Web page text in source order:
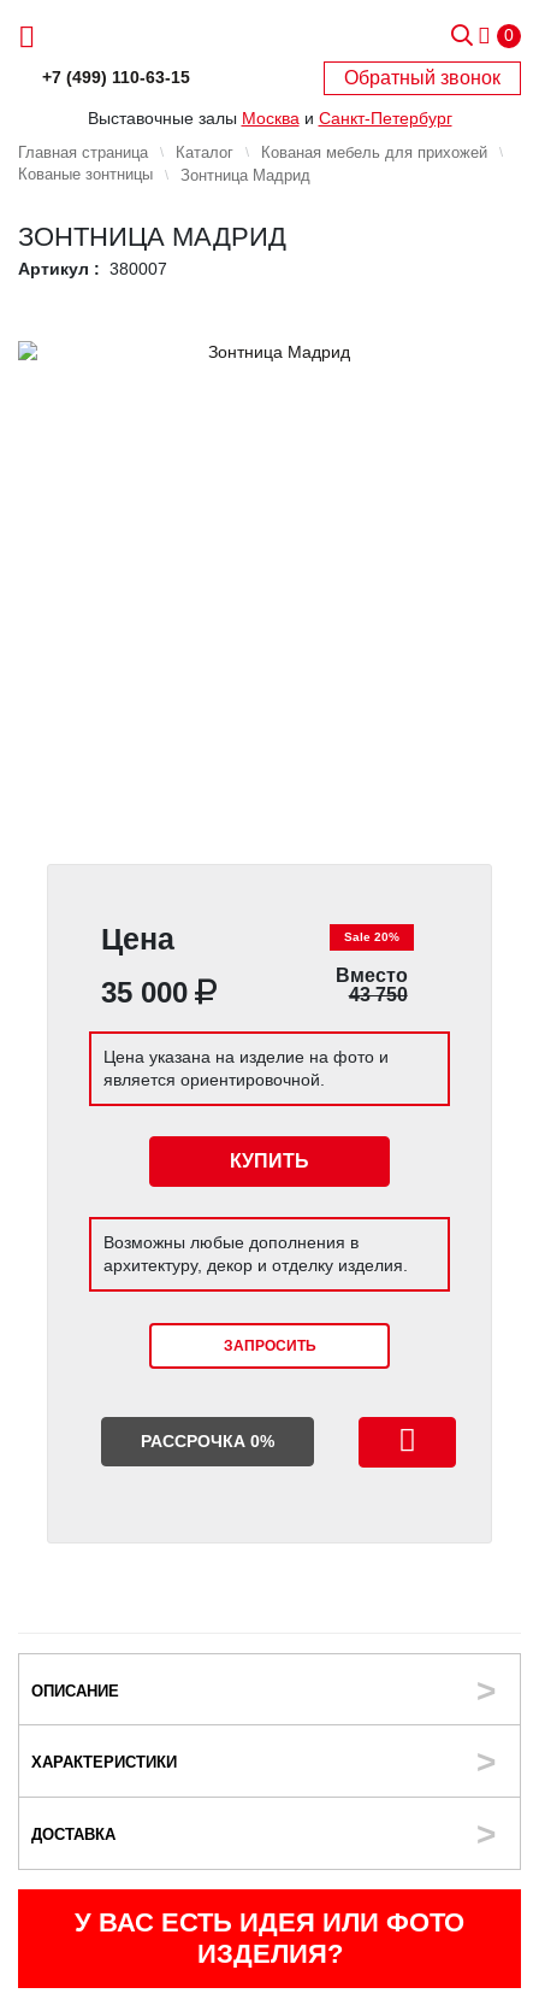
0
+7 (499) 110-63-15 Обратный звонок
Выставочные залы Москва и Санкт-Петербург
Главная страница Каталог
Кованая мебель для прихожей
Кованые зонтницы
Зонтница Мадрид
ЗОНТНИЦА МАДРИД
Артикул : 380007
Цена
35 000
Sale 20%
Вместо
43 750
Цена указана на изделие на фото и
является ориентировочной.
КУПИТЬ
Возможны любые дополнения в
архитектуру, декор и отделку изделия.
ЗАПРОСИТЬ
РАССРОЧКА 0%
ОПИСАНИЕ
ХАРАКТЕРИСТИКИ
ДОСТАВКА
У ВАС ЕСТЬ ИДЕЯ ИЛИ ФОТО
ИЗДЕЛИЯ?